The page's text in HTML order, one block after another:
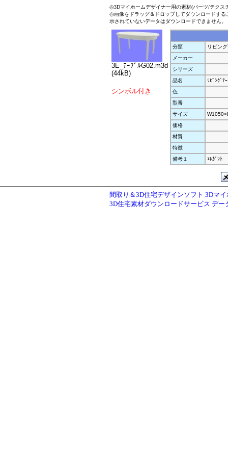
◎3Dマイホームデザイナー用の素材(パーツ/テクス
◎画像をドラッグ＆ドロップしてダウンロードす
示されていないデータはダウンロードできません。
3E_ﾃｰﾌﾞﾙG02.m3d
(44kB)
シンボル付き
分類
リビン
メーカー
シリーズ
品名
ﾘﾋﾞﾝｸﾞﾃ
色
型番
サイズ
価格
材質
特徴
備考１
ｴﾚｶﾞﾝﾄ
間取り＆3D住宅デザインソフト 3Dマ
3D住宅素材ダウンロードサービス デー